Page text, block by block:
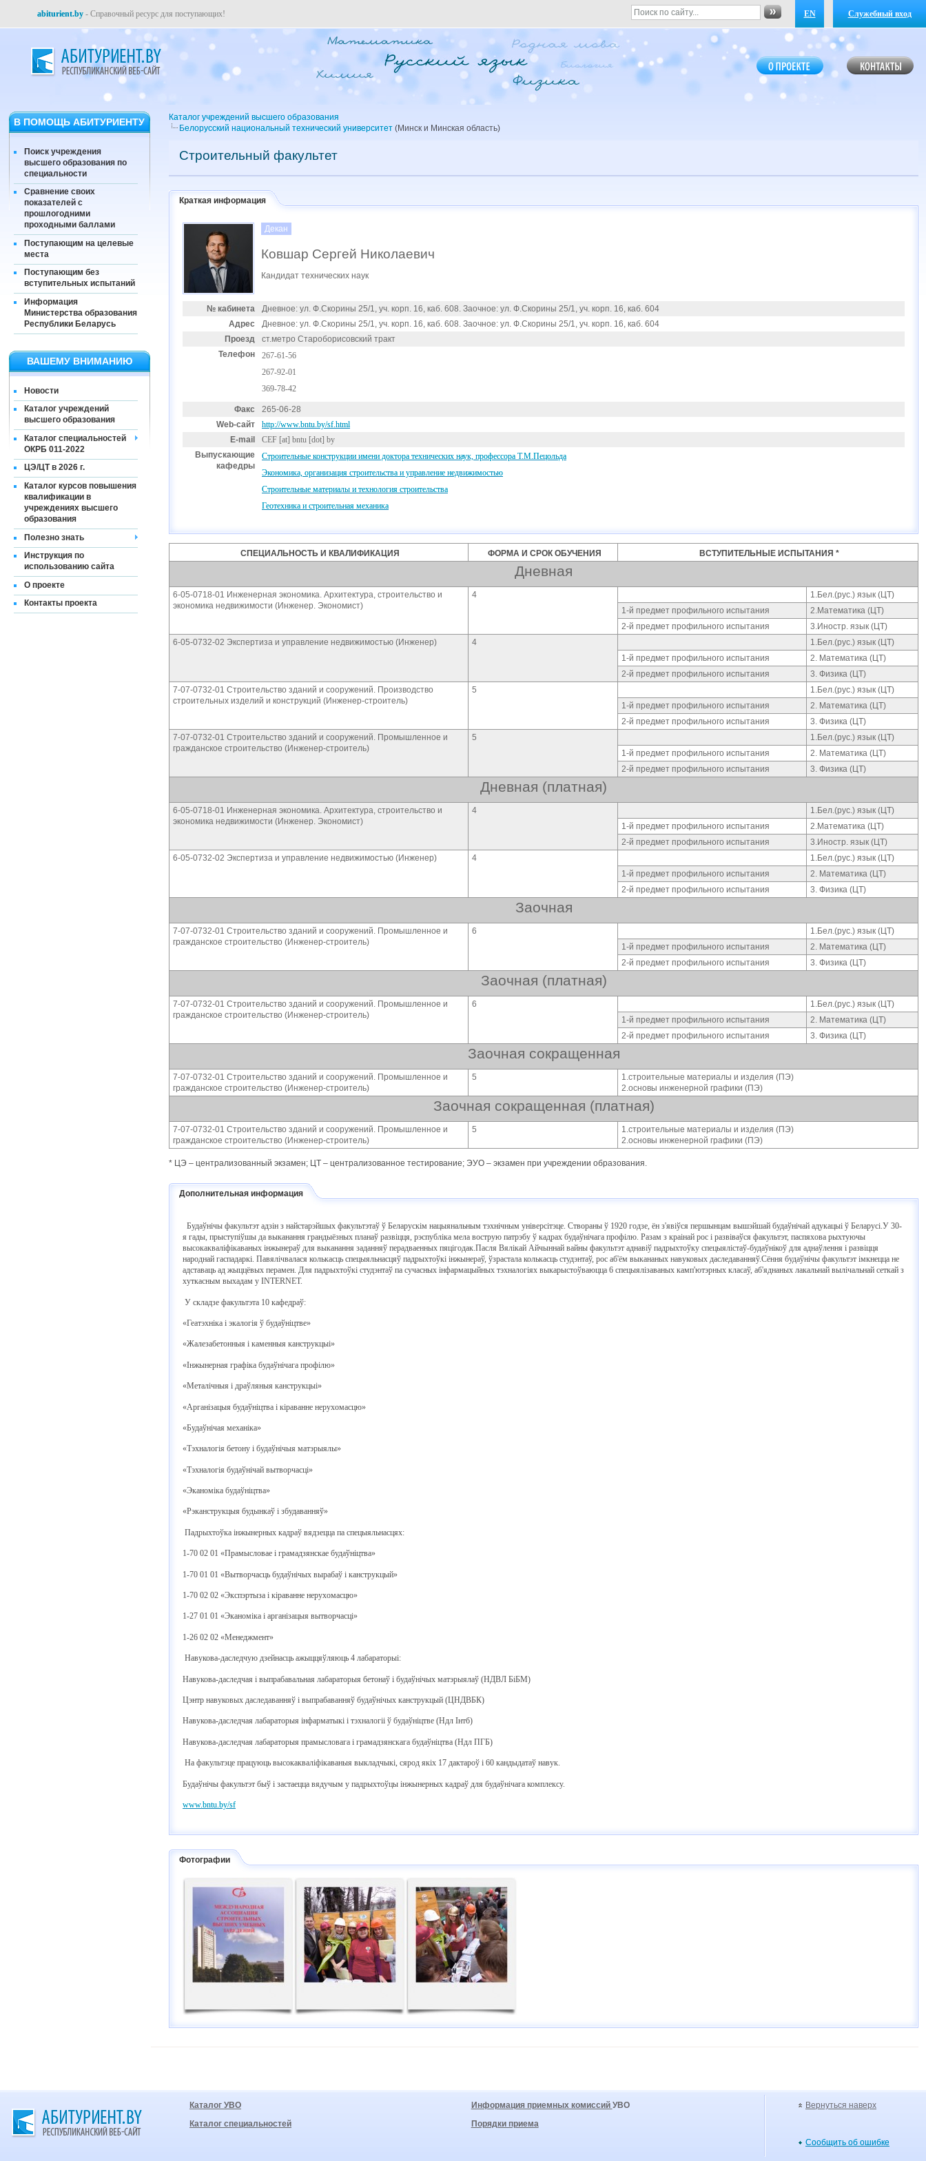
EN Служебный вход
abiturient.by - Справочный ресурс для поступающих!
В ПОМОЩЬ АБИТУРИЕНТУ
Поиск учреждения
высшего образования по
специальности
Сравнение своих
показателей с
прошлогодними
проходными баллами
Поступающим на целевые
места
Поступающим без
вступительных испытаний
Информация
Министерства образования
Республики Беларусь
ВАШЕМУ ВНИМАНИЮ
Новости
Каталог учреждений
высшего образования
Каталог специальностей
ОКРБ 011-2022
ЦЭ/ЦТ в 2026 г.
Каталог курсов повышения
квалификации в
учреждениях высшего
образования
Полезно знать
Инструкция по
использованию сайта
О проекте
Контакты проекта
Каталог учреждений высшего образования
Белорусский национальный технический университет (Минск и Минская область)
Строительный факультет
Краткая информация
Декан
Ковшар Сергей Николаевич
Кандидат технических наук
№ кабинета
Дневное: ул. Ф.Скорины 25/1, уч. корп. 16, каб. 608. Заочное: ул. Ф.Скорины 25/1, уч. корп. 16, каб. 604
Адрес
Дневное: ул. Ф.Скорины 25/1, уч. корп. 16, каб. 608. Заочное: ул. Ф.Скорины 25/1, уч. корп. 16, каб. 604
Проезд
ст.метро Староборисовский тракт
Телефон
267-61-56
267-92-01
369-78-42
Факс
265-06-28
Web-сайт
http://www.bntu.by/sf.html
E-mail
CEF [at] bntu [dot] by
Выпускающие
кафедры
Строительные конструкции имени доктора технических наук, профессора Т.М.Пецольда
Экономика, организация строительства и управление недвижимостью
Строительные материалы и технология строительства
Геотехника и строительная механика
СПЕЦИАЛЬНОСТЬ И КВАЛИФИКАЦИЯ ФОРМА И СРОК ОБУЧЕНИЯ ВСТУПИТЕЛЬНЫЕ ИСПЫТАНИЯ *
Дневная
6-05-0718-01 Инженерная экономика. Архитектура, строительство и
экономика недвижимости (Инженер. Экономист)
4
1.Бел.(рус.) язык (ЦТ)
1-й предмет профильного испытания
2.Математика (ЦТ)
2-й предмет профильного испытания
3.Иностр. язык (ЦТ)
6-05-0732-02 Экспертиза и управление недвижимостью (Инженер)
4
1.Бел.(рус.) язык (ЦТ)
1-й предмет профильного испытания
2. Математика (ЦТ)
2-й предмет профильного испытания
3. Физика (ЦТ)
7-07-0732-01 Строительство зданий и сооружений. Производство
строительных изделий и конструкций (Инженер-строитель)
5
1.Бел.(рус.) язык (ЦТ)
1-й предмет профильного испытания
2. Математика (ЦТ)
2-й предмет профильного испытания
3. Физика (ЦТ)
7-07-0732-01 Строительство зданий и сооружений. Промышленное и
гражданское строительство (Инженер-строитель)
5
1.Бел.(рус.) язык (ЦТ)
1-й предмет профильного испытания
2. Математика (ЦТ)
2-й предмет профильного испытания
3. Физика (ЦТ)
Дневная (платная)
6-05-0718-01 Инженерная экономика. Архитектура, строительство и
экономика недвижимости (Инженер. Экономист)
4
1.Бел.(рус.) язык (ЦТ)
1-й предмет профильного испытания
2.Математика (ЦТ)
2-й предмет профильного испытания
3.Иностр. язык (ЦТ)
6-05-0732-02 Экспертиза и управление недвижимостью (Инженер)
4
1.Бел.(рус.) язык (ЦТ)
1-й предмет профильного испытания
2. Математика (ЦТ)
2-й предмет профильного испытания
3. Физика (ЦТ)
Заочная
7-07-0732-01 Строительство зданий и сооружений. Промышленное и
гражданское строительство (Инженер-строитель)
6
1.Бел.(рус.) язык (ЦТ)
1-й предмет профильного испытания
2. Математика (ЦТ)
2-й предмет профильного испытания
3. Физика (ЦТ)
Заочная (платная)
7-07-0732-01 Строительство зданий и сооружений. Промышленное и
гражданское строительство (Инженер-строитель)
6
1.Бел.(рус.) язык (ЦТ)
1-й предмет профильного испытания
2. Математика (ЦТ)
2-й предмет профильного испытания
3. Физика (ЦТ)
Заочная сокращенная
7-07-0732-01 Строительство зданий и сооружений. Промышленное и
гражданское строительство (Инженер-строитель)
5
1.строительные материалы и изделия (ПЭ)
2.основы инженерной графики (ПЭ)
Заочная сокращенная (платная)
7-07-0732-01 Строительство зданий и сооружений. Промышленное и
гражданское строительство (Инженер-строитель)
5
1.строительные материалы и изделия (ПЭ)
2.основы инженерной графики (ПЭ)
* ЦЭ – централизованный экзамен; ЦТ – централизованное тестирование; ЭУО – экзамен при учреждении образования.
Дополнительная информация
Будаўнічы факультэт адзін з найстарэйшых факультэтаў ў Беларускім нацыянальным тэхнічным універсітэце. Створаны ў 1920 годзе, ён з'явіўся першынцам вышэйшай будаўнічай адукацыі ў Беларусі.У 30-
я гады, прыступіўшы да выканання грандыёзных планаў развіцця, рэспубліка мела вострую патрэбу ў кадрах будаўнічага профілю. Разам з краінай рос і развіваўся факультэт, паспяхова рыхтуючы
высокакваліфікаваных інжынераў для выканання заданняў перадваенных пяцігодак.Пасля Вялікай Айчыннай вайны факультэт аднавіў падрыхтоўку спецыялістаў-будаўнікоў для аднаўлення і развіцця
народнай гаспадаркі. Павялічвалася колькасць спецыяльнасцяў падрыхтоўкі інжынераў, ўзрастала колькасць студэнтаў, рос аб'ём выкананых навуковых даследаванняў.Сёння будаўнічы факультэт імкнецца не
адставаць ад жыццёвых перамен. Для падрыхтоўкі студэнтаў па сучасных інфармацыйных тэхналогіях выкарыстоўваюцца 6 спецыялізаваных камп'ютэрных класаў, аб'яднаных лакальнай вылічальнай сеткай з
хуткасным выхадам у INTERNET.
У складзе факультэта 10 кафедраў:
«Геатэхніка і экалогія ў будаўніцтве»
«Жалезабетонныя і каменныя канструкцыі»
«Інжынерная графіка будаўнічага профілю»
«Металічныя і драўляныя канструкцыі»
«Арганізацыя будаўніцтва і кіраванне нерухомасцю»
«Будаўнічая механіка»
«Тэхналогія бетону і будаўнічыя матэрыялы»
«Тэхналогія будаўнічай вытворчасці»
«Эканоміка будаўніцтва»
«Рэканструкцыя будынкаў і збудаванняў»
Падрыхтоўка інжынерных кадраў вядзецца па спецыяльнасцях:
1-70 02 01 «Прамысловае і грамадзянскае будаўніцтва»
1-70 01 01 «Вытворчасць будаўнічых вырабаў і канструкцый»
1-70 02 02 «Экспэртыза і кіраванне нерухомасцю»
1-27 01 01 «Эканоміка і арганізацыя вытворчасці»
1-26 02 02 «Менеджмент»
Навукова-даследчую дзейнасць ажыццяўляюць 4 лабараторыі:
Навукова-даследчая і выпрабавальная лабараторыя бетонаў і будаўнічых матэрыялаў (НДВЛ БіБМ)
Цэнтр навуковых даследаванняў і выпрабаванняў будаўнічых канструкцый (ЦНДВБК)
Навукова-даследчая лабараторыя інфарматыкі і тэхналогіі ў будаўніцтве (Ндл Інтб)
Навукова-даследчая лабараторыя прамысловага і грамадзянскага будаўніцтва (Ндл ПГБ)
На факультэце працуюць высокакваліфікаваныя выкладчыкі, сярод якіх 17 дактароў і 60 кандыдатаў навук.
Будаўнічы факультэт быў і застаецца вядучым у падрыхтоўцы інжынерных кадраў для будаўнічага комплексу.
www.bntu.by/sf
Фотографии
Вернуться наверх
Сообщить об ошибке
Каталог УВО
Каталог специальностей
Информация приемных комиссий УВО
Порядки приема